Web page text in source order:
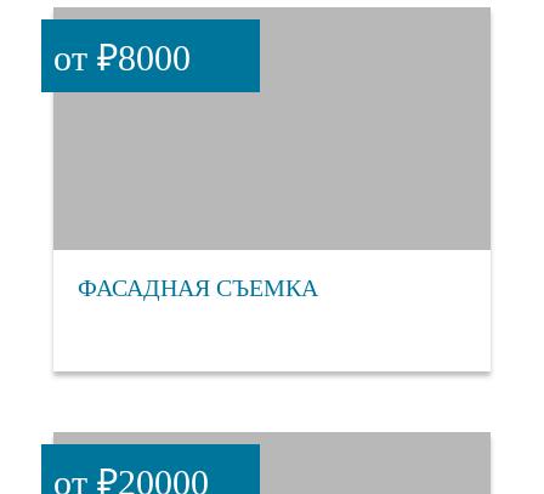
ФАСАДНАЯ СЪЕМКА
от ₽8000
от ₽20000